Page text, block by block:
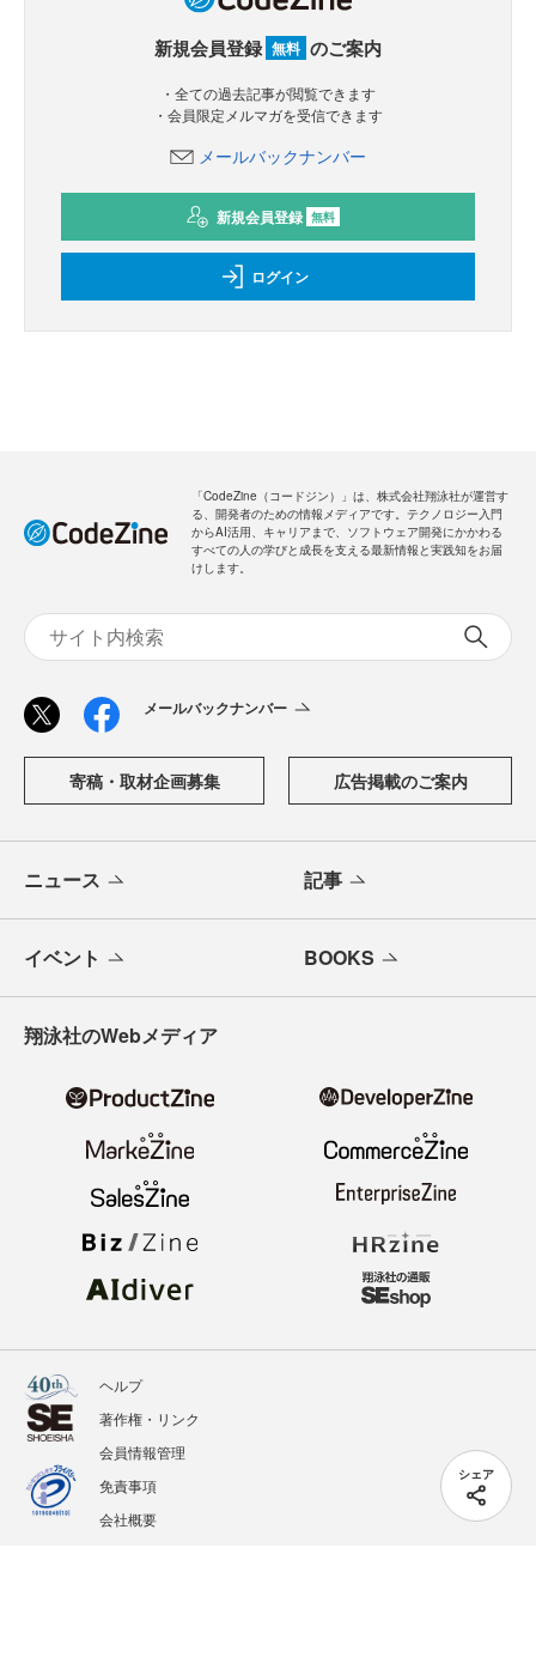
シェア
新規会員登録 無料 のご案内
・全ての過去記事が閲覧できます
・会員限定メルマガを受信できます
メールバックナンバー
新規会員登録 無料
ログイン
「CodeZine（コードジン）」は、株式会社翔泳社が運営す
る、開発者のための情報メディアです。テクノロジー入門
からAI活用、キャリアまで、ソフトウェア開発にかかわる
すべての人の学びと成長を支える最新情報と実践知をお届
けします。
メールバックナンバー
寄稿・取材企画募集 広告掲載のご案内
ニュース 記事
イベント BOOKS
翔泳社のWebメディア
ヘルプ
著作権・リンク
会員情報管理
免責事項
会社概要